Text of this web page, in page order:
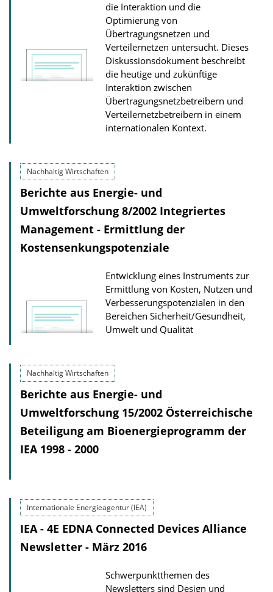
die Interaktion und die
Optimierung von
Übertragungsnetzen und
Verteilernetzen untersucht. Dieses
Diskussionsdokument beschreibt
die heutige und zukünftige
Interaktion zwischen
Übertragungsnetzbetreibern und
Verteilernetzbetreibern in einem
internationalen Kontext.
Nachhaltig Wirtschaften
Berichte aus Energie- und
Umweltforschung 8/2002 Integriertes
Management - Ermittlung der
Kostensenkungspotenziale
Entwicklung eines Instruments zur
Ermittlung von Kosten, Nutzen und
Verbesserungspotenzialen in den
Bereichen Sicherheit/Gesundheit,
Umwelt und Qualität
Nachhaltig Wirtschaften
Berichte aus Energie- und
Umweltforschung 15/2002 Österreichische
Beteiligung am Bioenergieprogramm der
IEA 1998 - 2000
Internationale Energieagentur (IEA)
IEA - 4E EDNA Connected Devices Alliance
Newsletter - März 2016
Schwerpunktthemen des
Newsletters sind Design und